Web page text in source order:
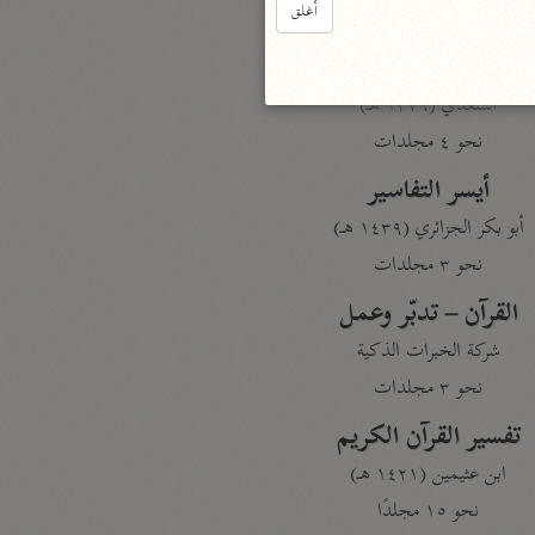
السعدي (١٣٧٦ هـ)
نحو ٤ مجلدات
أيسر التفاسير
أبو بكر الجزائري (١٤٣٩ هـ)
نحو ٣ مجلدات
القرآن – تدبّر وعمل
شركة الخبرات الذكية
نحو ٣ مجلدات
تفسير القرآن الكريم
ابن عثيمين (١٤٢١ هـ)
نحو ١٥ مجلدًا
أغلق